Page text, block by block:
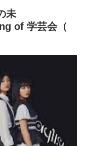
未
of 学芸会（